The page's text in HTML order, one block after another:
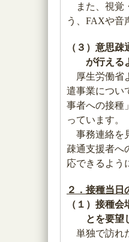
また、視覚
う、FAXや音
（３）意思
が行える
厚生労働省
遣事業につい
事者への接種
っています。
事務連絡を
疎通支援者へ
応できるよう
２．接種当日
（１）接種
とを要望
単独で訪れ